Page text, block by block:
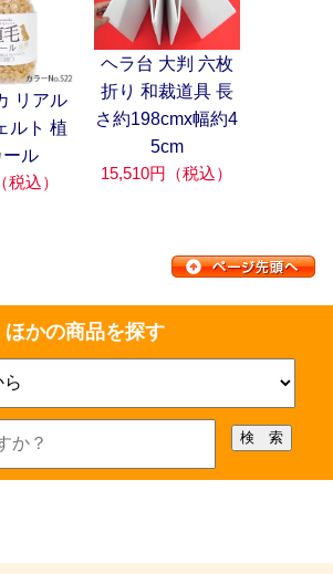
リアル
ルト 植
ル
税込）
ヘラ台 大判 六枚
折り 和裁道具 長
さ約198cmx幅約4
5cm
15,510円（税込）
ほかの商品を探す